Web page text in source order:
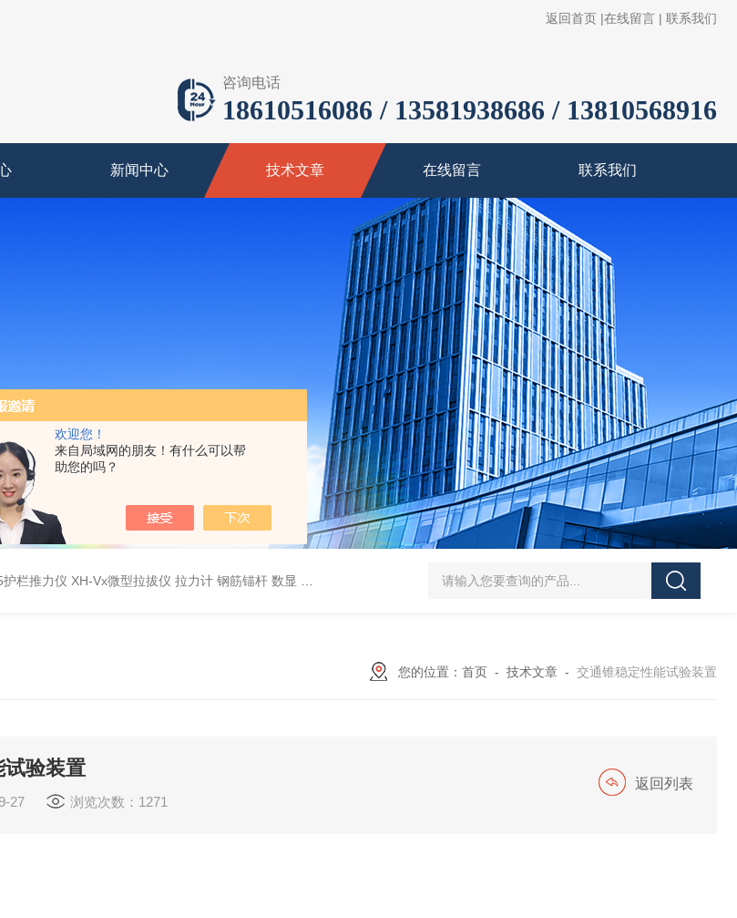
欢迎您！
来自局域网的朋友！有什么可以帮
助您的吗？
返回首页 |在线留言 | 联系我们
咨询电话
18610516086 / 13581938686 / 13810568916
新闻中心 技术文章 在线留言 联系我们
护栏推力仪 XH-Vx微型拉拔仪 拉力计 钢筋锚杆 数显 QCJ-50/100型漆膜落锤冲击测试仪交通U型板 ZTT-970C通信管道静摩擦系
您的位置： 首页 - 技术文章 - 交通锥稳定性能试验装置
验装置
27 浏览次数：1271
返回列表